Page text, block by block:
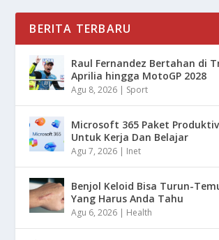
BERITA TERBARU
Raul Fernandez Bertahan di
Aprilia hingga MotoGP 2028
Agu 8, 2026 | Sport
Microsoft 365 Paket
Untuk Kerja Dan Belajar
Agu 7, 2026 | Inet
Benjol Keloid Bisa Turun-
Yang Harus Anda Tahu
Agu 6, 2026 | Health